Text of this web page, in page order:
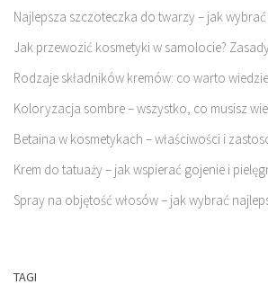
Najlepsza szczoteczka do twarzy – jak
Jak przewozić kosmetyki w samolocie?
Rodzaje składników kremów: co warto
Koloryzacja sombre – wszystko, co musisz
Betaina w kosmetykach – właściwości i
Krem do tatuaży – jak wspierać gojenie i
Spray na objętość włosów – jak wybrać
TAGI